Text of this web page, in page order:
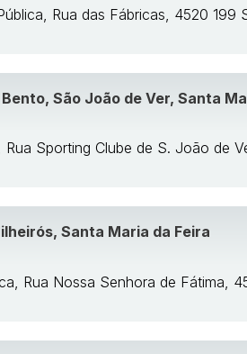
Rua das Fábricas, 4520 199
São João de Ver, Santa
Sporting Clube de S. João de
Santa Maria da Feira
Rua Nossa Senhora de Fátima,